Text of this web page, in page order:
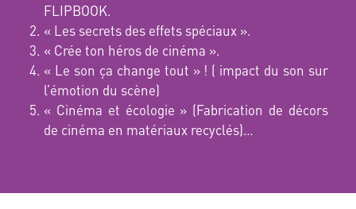
FLIPBOOK.
« Les secrets des effets spéciaux ».
« Crée ton héros de cinéma ».
« Le son ça change tout » ! ( impact du son sur
l’émotion du scène)
« Cinéma et écologie » (Fabrication de décors
de cinéma en matériaux recyclés)…